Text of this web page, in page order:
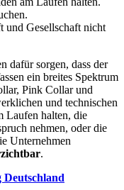
und Gesellschaft nicht
dafür sorgen, dass der
ein breites Spektrum
Pink Collar und
und technischen
Laufen halten, die
nehmen, oder die
Unternehmen
.